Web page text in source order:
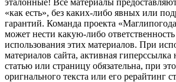
«как есть», без каких-либо явных или
гарантий. Команда проекта
может нести какую-либо ответственность
использования этих материалов. При
материалов сайта, активная
статью или страницу обязательна, при
оригнального текста или его рерайтинг